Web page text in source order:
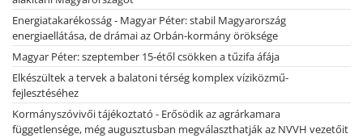
Energiatakarékosság - Magyar Péter: stabil Magyarország
energiaellátása, de drámai az Orbán-kormány öröksége
Magyar Péter: szeptember 15-étől csökken a tűzifa áfája
Elkészültek a tervek a balatoni térség komplex víziközmű-
fejlesztéséhez
Kormányszóvivői tájékoztató - Erősödik az agrárkamara
függetlensége, még augusztusban megválaszthatják az NVVH vezetőit